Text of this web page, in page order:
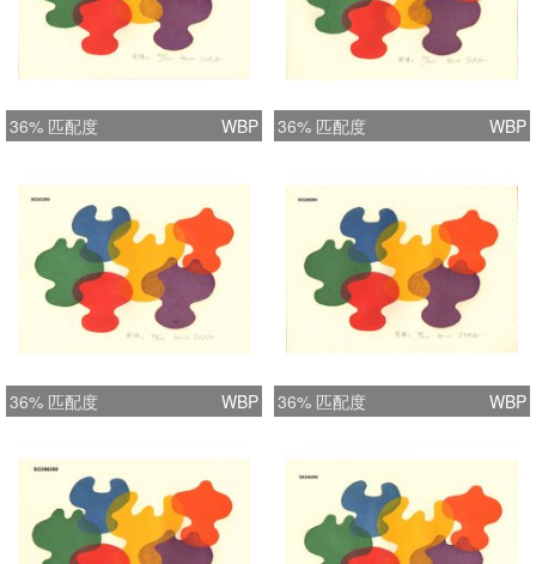
36% 匹配度 WBP 36% 匹配度 WBP
36% 匹配度 WBP 36% 匹配度 WBP